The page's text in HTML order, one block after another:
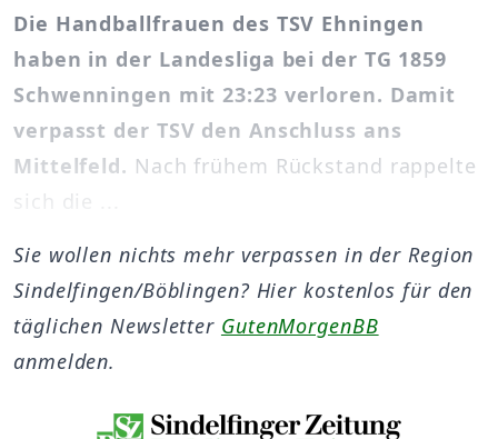
Die Handballfrauen des TSV Ehningen
haben in der Landesliga bei der TG 1859
Schwenningen mit 23:23 verloren. Damit
verpasst der TSV den Anschluss ans
Mittelfeld. Nach frühem Rückstand rappelte
sich die ...
Sie wollen nichts mehr verpassen in der Region
Sindelfingen/Böblingen? Hier kostenlos für den
täglichen Newsletter GutenMorgenBB
anmelden.